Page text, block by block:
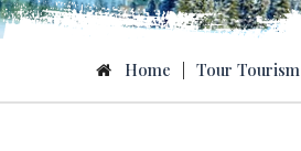
Home Tour Tourism